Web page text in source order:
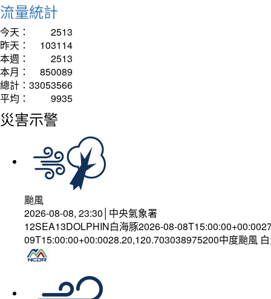
流量統計
今天：
2513
昨天：
103114
本週：
2513
本月：
850089
總計： 33053566
平均：
9935
災害示警
颱風
2026-08-08, 23:30│中央氣象署
12SEA13DOLPHIN白海豚2026-08-
09T15:00:00+00:0028.20,120.703038975200中度颱風